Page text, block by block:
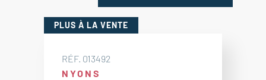
PLUS À LA VENTE
RÉF. 013492
NYONS